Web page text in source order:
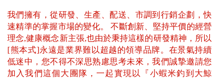
我們擁有，從研發、生產、配送、市調到行銷企劃，快
速精準的掌握市場的變化。 不斷創新、堅持平價的經營
理念,健康概念新主張,也由於秉持這樣的研發精神，所以
[熊本式]永遠是業界難以超越的領導品牌。在景氣持續
低迷中，您不得不深思熟慮思考未來，我們誠摯邀請您
加入我們這個大團隊，一起實現以『小蝦米釣到大鯨